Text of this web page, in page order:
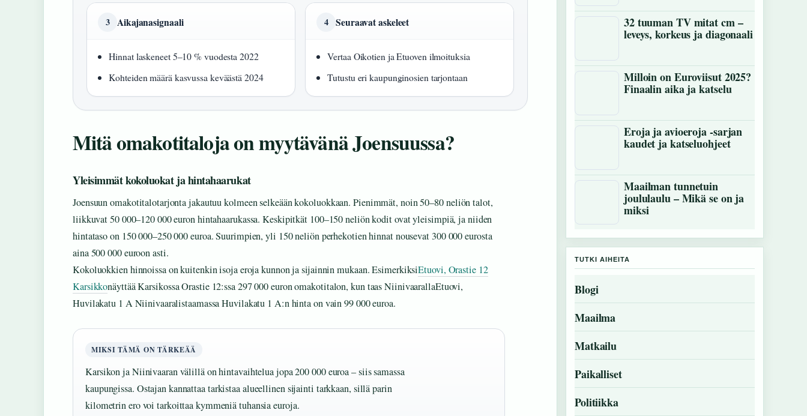
3 Aikajanasignaali
Hinnat laskeneet 5–10 % vuodesta 2022
Kohteiden määrä kasvussa keväästä 2024
4 Seuraavat askeleet
Vertaa Oikotien ja Etuoven ilmoituksia
Tutustu eri kaupunginosien tarjontaan
Mitä omakotitaloja on myytävänä Joensuussa?
Yleisimmät kokoluokat ja hintahaarukat
Joensuun omakotitalotarjonta jakautuu kolmeen selkeään kokoluokkaan. Pienimmät, noin 50–80 neliön talot,
liikkuvat 50 000–120 000 euron hintahaarukassa. Keskipitkät 100–150 neliön kodit ovat yleisimpiä, ja niiden
hintataso on 150 000–250 000 euroa. Suurimpien, yli 150 neliön perhekotien hinnat nousevat 300 000 eurosta
aina 500 000 euroon asti.
Kokoluokkien hinnoissa on kuitenkin isoja eroja kunnon ja sijainnin mukaan. EsimerkiksiEtuovi, Orastie 12
Karsikkonäyttää Karsikossa Orastie 12:ssa 297 000 euron omakotitalon, kun taas NiinivaarallaEtuovi,
Huvilakatu 1 A Niinivaaralistaamassa Huvilakatu 1 A:n hinta on vain 99 000 euroa.
MIKSI TÄMÄ ON TÄRKEÄÄ
Karsikon ja Niinivaaran välillä on hintavaihtelua jopa 200 000 euroa – siis samassa
kaupungissa. Ostajan kannattaa tarkistaa alueellinen sijainti tarkkaan, sillä parin
kilometrin ero voi tarkoittaa kymmeniä tuhansia euroja.
32 tuuman TV mitat cm –
leveys, korkeus ja diagonaali
Milloin on Euroviisut 2025?
Finaalin aika ja katselu
Eroja ja avioeroja -sarjan
kaudet ja katseluohjeet
Maailman tunnetuin
joululaulu – Mikä se on ja
miksi
TUTKI AIHEITA
Blogi
Maailma
Matkailu
Paikalliset
Politiikka